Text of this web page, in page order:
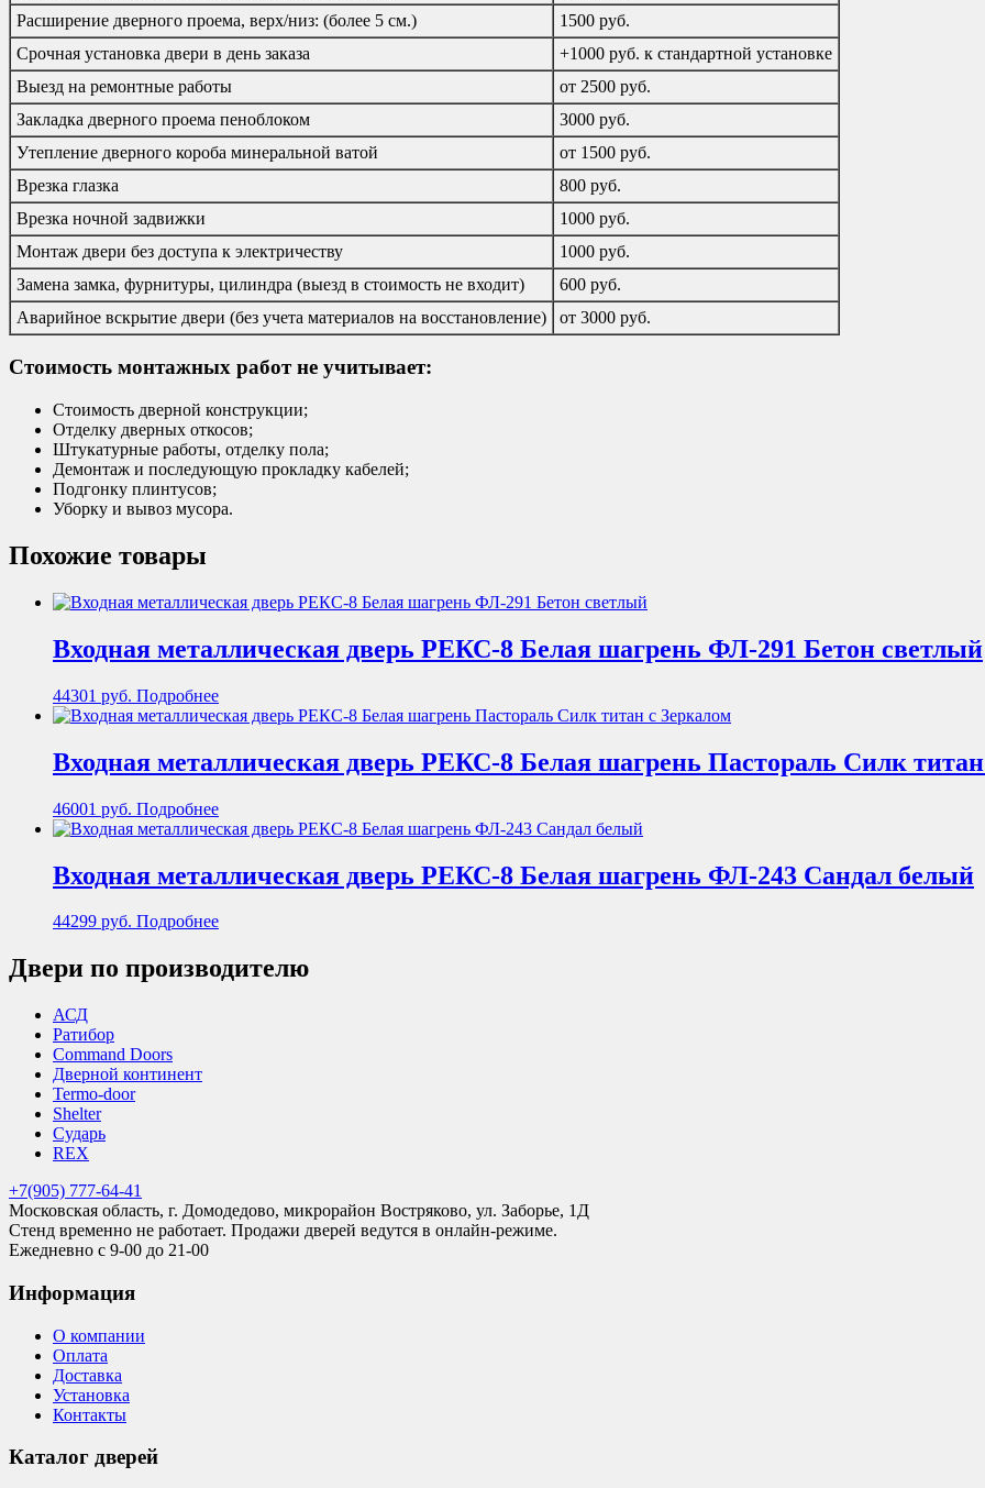
Расширение дверного проема, верх/низ: (более 5 см.)
1500 руб.
Срочная установка двери в день заказа
+1000 руб. к стандартной установке
Выезд на ремонтные работы
от 2500 руб.
Закладка дверного проема пеноблоком
3000 руб.
Утепление дверного короба минеральной ватой
от 1500 руб.
Врезка глазка
800 руб.
Врезка ночной задвижки
1000 руб.
Монтаж двери без доступа к электричеству
1000 руб.
Замена замка, фурнитуры, цилиндра (выезд в стоимость не входит)
600 руб.
Аварийное вскрытие двери (без учета материалов на восстановление)
от 3000 руб.
Стоимость монтажных работ не учитывает:
Стоимость дверной конструкции;
Отделку дверных откосов;
Штукатурные работы, отделку пола;
Демонтаж и последующую прокладку кабелей;
Подгонку плинтусов;
Уборку и вывоз мусора.
Похожие товары
Входная металлическая дверь РЕКС-8 Белая шагрень ФЛ-291 Бетон светлый
44301 руб. Подробнее
Входная металлическая дверь РЕКС-8 Белая шагрень Пастораль Силк
46001 руб. Подробнее
Входная металлическая дверь РЕКС-8 Белая шагрень ФЛ-243 Сандал белый
44299 руб. Подробнее
Двери по производителю
АСД
Ратибор
Command Doors
Дверной континент
Termo-door
Shelter
Сударь
REX
+7(905) 777-64-41
Московская область, г. Домодедово, микрорайон Востряково, ул. Заборье, 1Д
Стенд временно не работает. Продажи дверей ведутся в онлайн-режиме.
Ежедневно с 9-00 до 21-00
Информация
О компании
Оплата
Доставка
Установка
Контакты
Каталог дверей